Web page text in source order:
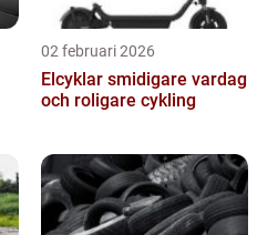
02 februari 2026
Elcyklar smidigare vardag
och roligare cykling